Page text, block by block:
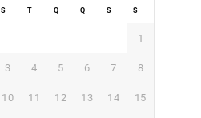
S T Q Q S S
1
3 4 5 6 7 8
10 11 12 13 14 15